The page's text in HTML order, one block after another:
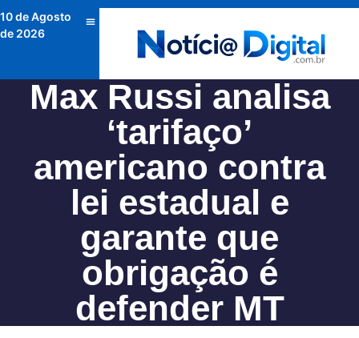
10 de Agosto
de 2026
Max Russi analisa
‘tarifaço’
americano contra
lei estadual e
garante que
obrigação é
defender MT